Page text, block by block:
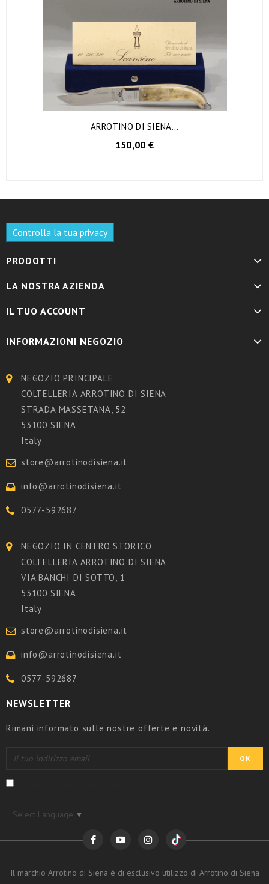
ARROTINO DI SIENA...
150,00 €
Controlla la tua privacy
PRODOTTI
LA NOSTRA AZIENDA
IL TUO ACCOUNT
INFORMAZIONI NEGOZIO
NEGOZIO PRINCIPALE
COLTELLERIA ARROTINO DI SIENA
STRADA MASSETANA, 52
53100 SIENA
Italy
store@arrotinodisiena.it
info@arrotinodisiena.it
0577-592687
NEGOZIO IN CENTRO STORICO
COLTELLERIA ARROTINO DI SIENA
VIA BANCHI DI SOTTO, 1
53100 SIENA
Italy
store@arrotinodisiena.it
info@arrotinodisiena.it
0577-592687
NEWSLETTER
Rimani informato sulle nostre offerte e novità.
Select Language ▼
Il marchio Arrotino di Siena è di esclusivo utilizzo di Arrotino di Siena